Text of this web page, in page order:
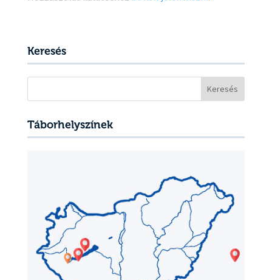
Keresés
Táborhelyszínek